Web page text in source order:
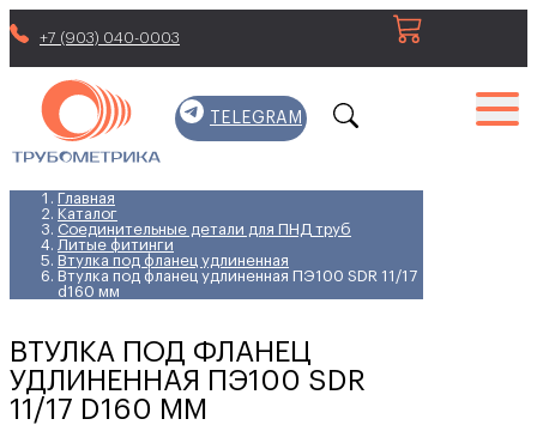
+7 (903) 040-0003
TELEGRAM
Главная
Каталог
Соединительные детали для ПНД труб
Литые фитинги
Втулка под фланец удлиненная
Втулка под фланец удлиненная ПЭ100 SDR 11/17
d160 мм
ВТУЛКА ПОД ФЛАНЕЦ
УДЛИНЕННАЯ ПЭ100 SDR
11/17 D160 ММ